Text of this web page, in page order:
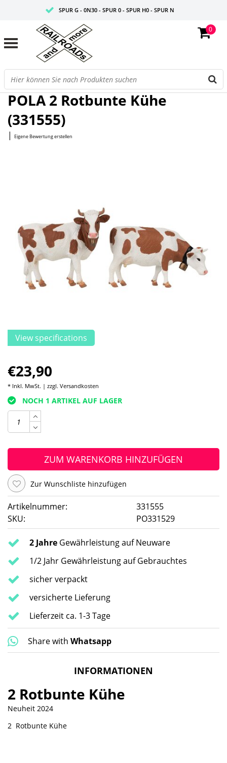
SPUR G - 0N30 - SPUR 0 - SPUR H0 - SPUR N
0
Startseite/2 Rotbunte Kühe (331555)
POLA 2 Rotbunte Kühe
(331555)
| Eigene Bewertung erstellen
View specifications
€23,90
* Inkl. MwSt. | zzgl. Versandkosten
NOCH 1 ARTIKEL AUF LAGER
ZUM WARENKORB HINZUFÜGEN
Zur Wunschliste hinzufügen
Artikelnummer:
331555
SKU:
PO331529
2 Jahre Gewährleistung auf Neuware
1/2 Jahr Gewährleistung auf Gebrauchtes
sicher verpackt
versicherte Lieferung
Lieferzeit ca. 1-3 Tage
Share with Whatsapp
INFORMATIONEN
2 Rotbunte Kühe
Neuheit 2024
2 Rotbunte Kühe